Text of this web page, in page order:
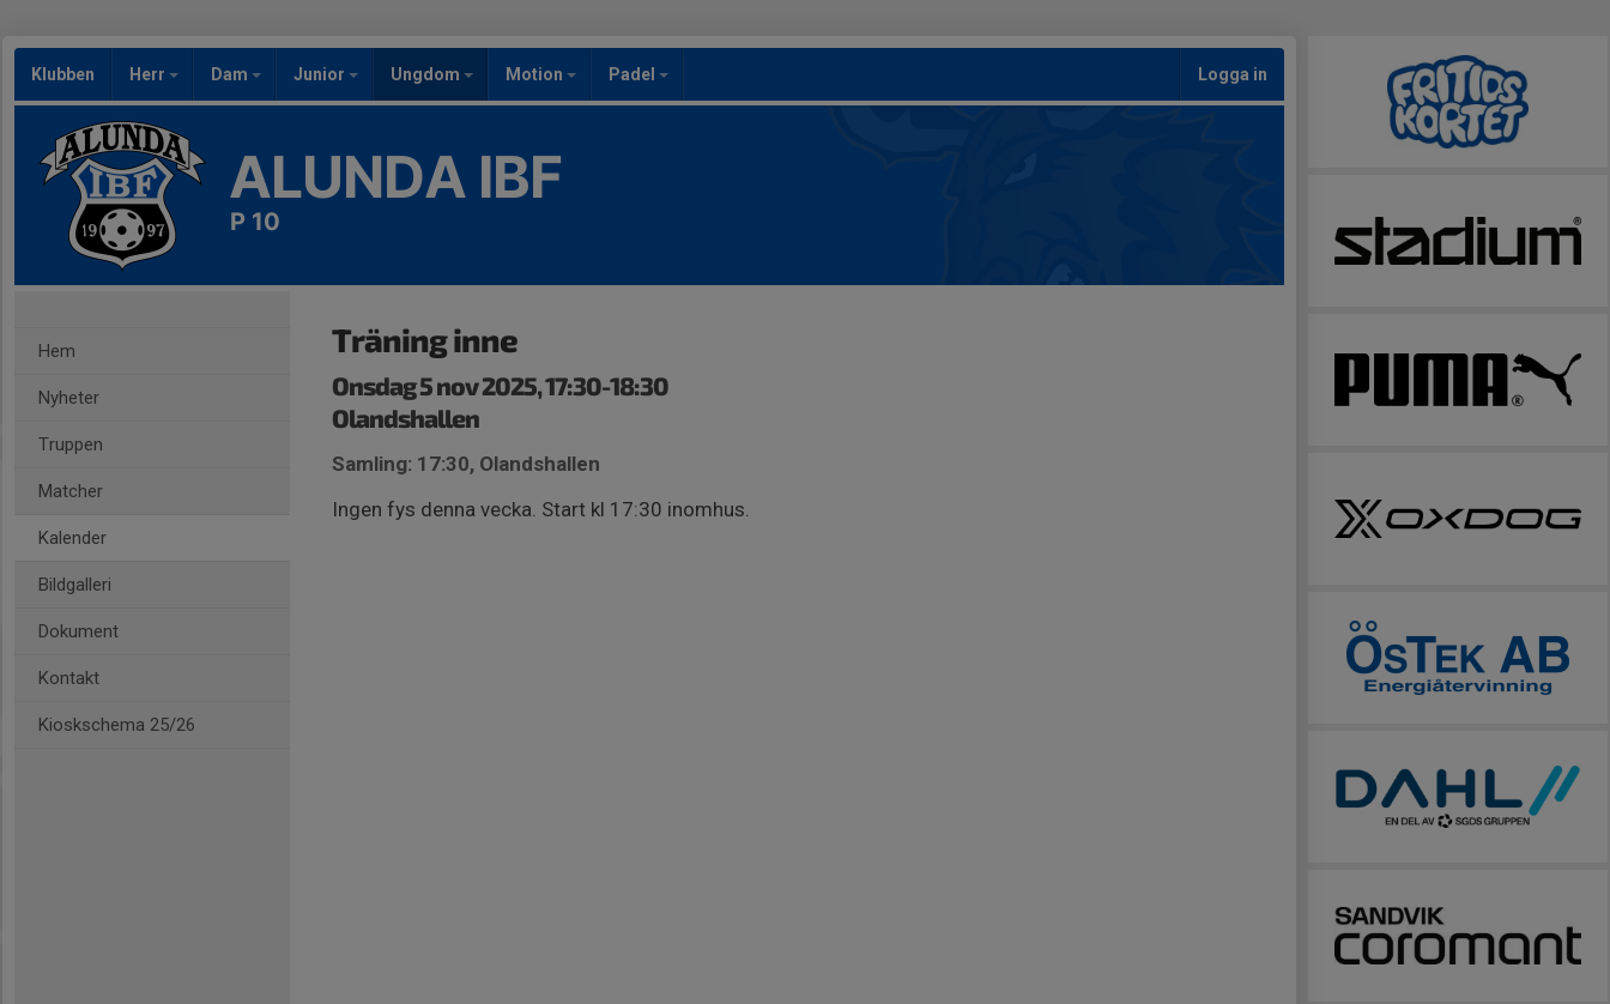
Klubben Herr Dam Junior Ungdom Motion Padel Logga in
ALUNDA IBF
P 10
Hem
Nyheter
Truppen
Matcher
Kalender
Bildgalleri
Dokument
Kontakt
Kioskschema 25/26
Träning inne
Onsdag 5 nov 2025, 17:30-18:30
Olandshallen
Samling: 17:30, Olandshallen
Ingen fys denna vecka. Start kl 17:30 inomhus.